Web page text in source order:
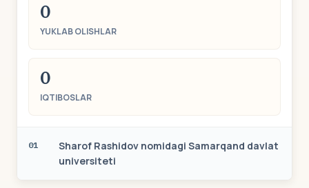
0
YUKLAB OLISHLAR
0
IQTIBOSLAR
01
Sharof Rashidov nomidagi Samarqand davlat
universiteti